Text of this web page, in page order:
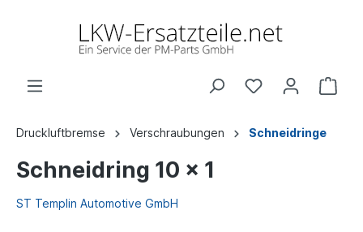
Druckluftbremse Verschraubungen Schneidringe
Schneidring 10 x 1
ST Templin Automotive GmbH